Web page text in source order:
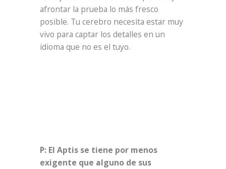
afrontar la prueba lo más fresco
posible. Tu cerebro necesita estar muy
vivo para captar los detalles en un
idioma que no es el tuyo.
P: El Aptis se tiene por menos
exigente que alguno de sus